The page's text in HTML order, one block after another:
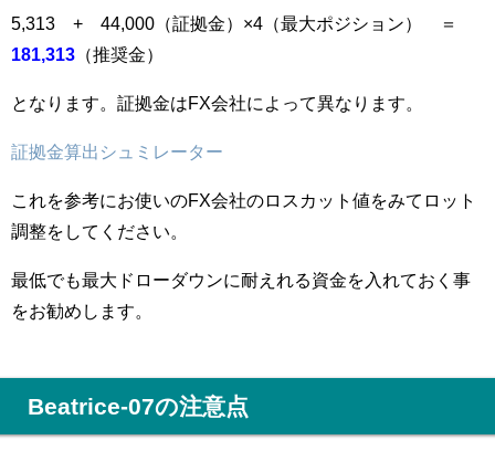
5,313 + 44,000（証拠金）×4（最大ポジション） ＝
181,313 （推奨金）
となります。証拠金はFX会社によって異なります。
証拠金算出シュミレーター
これを参考にお使いのFX会社のロスカット値をみてロット
調整をしてください。
最低でも最大ドローダウンに耐えれる資金を入れておく事
をお勧めします。
Beatrice-07の注意点